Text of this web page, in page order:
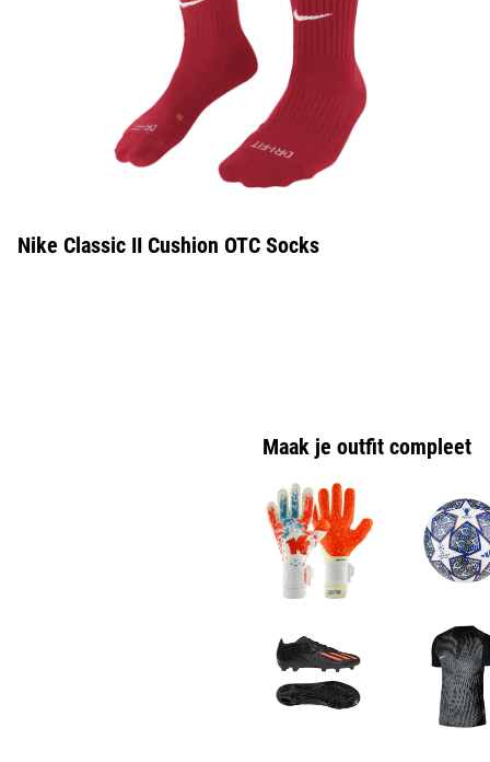
Nike Classic II Cushion OTC Socks
Maak je outfit compleet